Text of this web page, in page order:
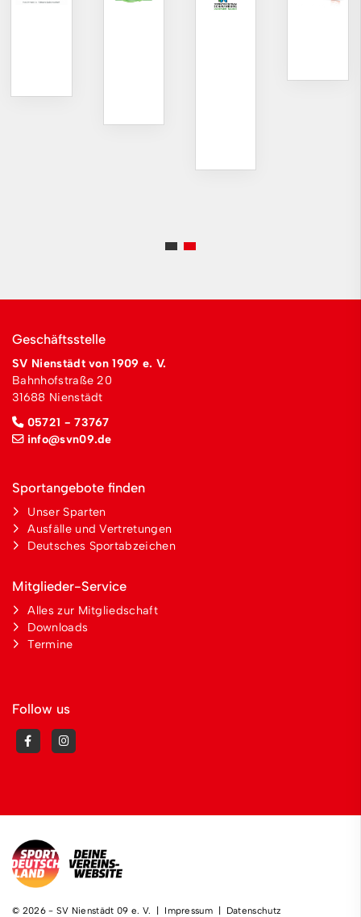
Geschäftsstelle
SV Nienstädt von 1909 e. V.
Bahnhofstraße 20
31688 Nienstädt
05721 - 73767
info@svn09.de
Sportangebote finden
Unser Sparten
Ausfälle und Vertretungen
Deutsches Sportabzeichen
Mitglieder-Service
Alles zur Mitgliedschaft
Downloads
Termine
Follow us
© 2026 - SV Nienstädt 09 e. V. | Impressum | Datenschutz